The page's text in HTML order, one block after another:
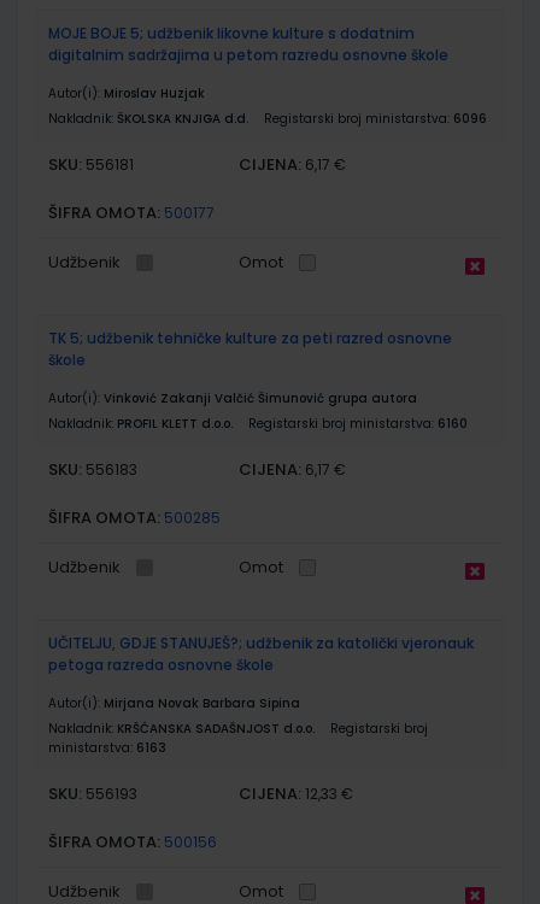
MOJE BOJE 5; udžbenik likovne kulture s dodatnim
digitalnim sadržajima u petom razredu osnovne škole
Autor(i): Miroslav Huzjak
Nakladnik: ŠKOLSKA KNJIGA d.d. Registarski broj ministarstva: 6096
SKU: 556181 CIJENA: 6,17 €
ŠIFRA OMOTA: 500177
Udžbenik Omot
TK 5; udžbenik tehničke kulture za peti razred osnovne
škole
Autor(i): Vinković Zakanji Valčić Šimunović grupa autora
Nakladnik: PROFIL KLETT d.o.o. Registarski broj ministarstva: 6160
SKU: 556183 CIJENA: 6,17 €
ŠIFRA OMOTA: 500285
Udžbenik Omot
UČITELJU, GDJE STANUJEŠ?; udžbenik za katolički vjeronauk
petoga razreda osnovne škole
Autor(i): Mirjana Novak Barbara Sipina
Nakladnik: KRŠĆANSKA SADAŠNJOST d.o.o.
Registarski broj
ministarstva: 6163
SKU: 556193 CIJENA: 12,33 €
ŠIFRA OMOTA: 500156
Udžbenik Omot